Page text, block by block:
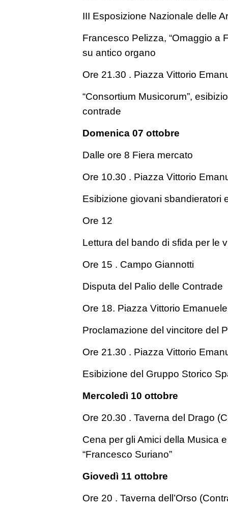
III Esposizione Nazionale delle
Francesco Pelizza, “Omaggio a
su antico organo
Ore 21.30 . Piazza Vittorio
“Consortium Musicorum”,
contrade
Domenica 07 ottobre
Dalle ore 8 Fiera mercato
Ore 10.30 . Piazza Vittorio
Esibizione giovani sbandieratori
Ore 12
Lettura del bando di sfida per le
Ore 15 . Campo Giannotti
Disputa del Palio delle Contrade
Ore 18. Piazza Vittorio Emanuele
Proclamazione del vincitore del
Ore 21.30 . Piazza Vittorio
Esibizione del Gruppo Storico
Mercoledì 10 ottobre
Ore 20.30 . Taverna del Drago
Cena per gli Amici della Musica
“Francesco Suriano”
Giovedì 11 ottobre
Ore 20 . Taverna dell’Orso